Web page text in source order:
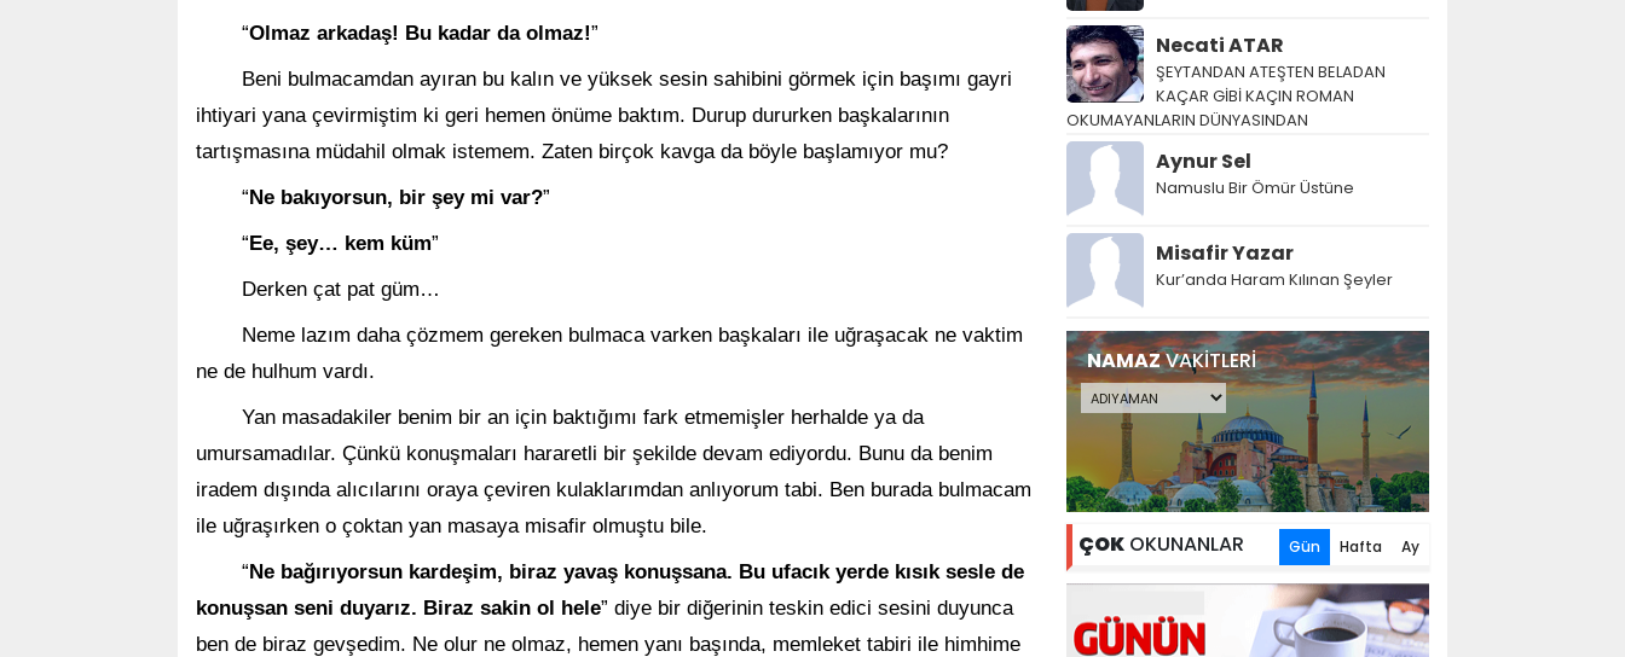
“Olmaz arkadaş! Bu kadar da olmaz!”
Beni bulmacamdan ayıran bu kalın ve yüksek sesin sahibini görmek için başımı gayri
ihtiyari yana çevirmiştim ki geri hemen önüme baktım. Durup dururken başkalarının
tartışmasına müdahil olmak istemem. Zaten birçok kavga da böyle başlamıyor mu?
“Ne bakıyorsun, bir şey mi var?”
“Ee, şey… kem küm”
Derken çat pat güm…
Neme lazım daha çözmem gereken bulmaca varken başkaları ile uğraşacak ne vaktim
ne de hulhum vardı.
Yan masadakiler benim bir an için baktığımı fark etmemişler herhalde ya da
umursamadılar. Çünkü konuşmaları hararetli bir şekilde devam ediyordu. Bunu da benim
iradem dışında alıcılarını oraya çeviren kulaklarımdan anlıyorum tabi. Ben burada bulmacam
ile uğraşırken o çoktan yan masaya misafir olmuştu bile.
“Ne bağırıyorsun kardeşim, biraz yavaş konuşsana. Bu ufacık yerde kısık sesle de
konuşsan seni duyarız. Biraz sakin ol hele” diye bir diğerinin teskin edici sesini duyunca
ben de biraz gevşedim. Ne olur ne olmaz, hemen yanı başında, memleket tabiri ile himhime
Necati ATAR
ŞEYTANDAN ATEŞTEN BELADAN
KAÇAR GİBİ KAÇIN ROMAN
OKUMAYANLARIN DÜNYASINDAN
Aynur Sel
Namuslu Bir Ömür Üstüne
Misafir Yazar
Kur’anda Haram Kılınan Şeyler
NAMAZVAKİTLERİ
ÇOK OKUNANLAR Gün Hafta Ay